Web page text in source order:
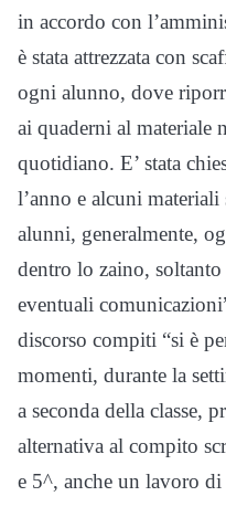
in accordo con
è stata attrezzata con
ogni alunno, dove
ai quaderni al materiale
quotidiano. E’ stata
l’anno e alcuni
alunni, generalmente,
dentro lo zaino,
eventuali
discorso compiti “si è
momenti, durante la
a seconda della classe,
alternativa al compito
e 5^, anche un lavoro